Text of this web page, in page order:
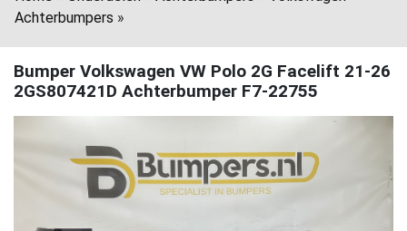
Achterbumpers »
Bumper Volkswagen VW Polo 2G Facelift 21-26
2GS807421D Achterbumper F7-22755